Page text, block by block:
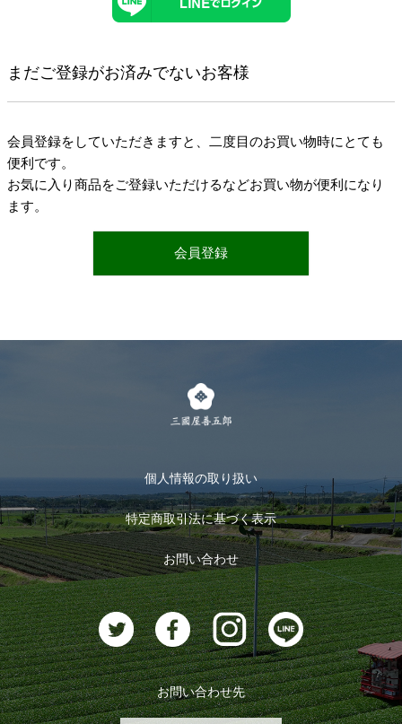
まだご登録がお済みでないお客様
会員登録をしていただきますと、二度目のお買い物時にとても
便利です。
お気に入り商品をご登録いただけるなどお買い物が便利になり
ます。
会員登録
個人情報の取り扱い
特定商取引法に基づく表示
お問い合わせ
お問い合わせ先